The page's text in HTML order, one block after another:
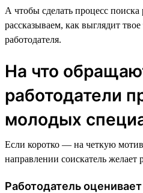
А чтобы сделать процесс
рассказываем, как выглядит твое
работодателя.
На что
работодатели
молодых
Если коротко — на четкую
направлении соискатель желает
Работодатель